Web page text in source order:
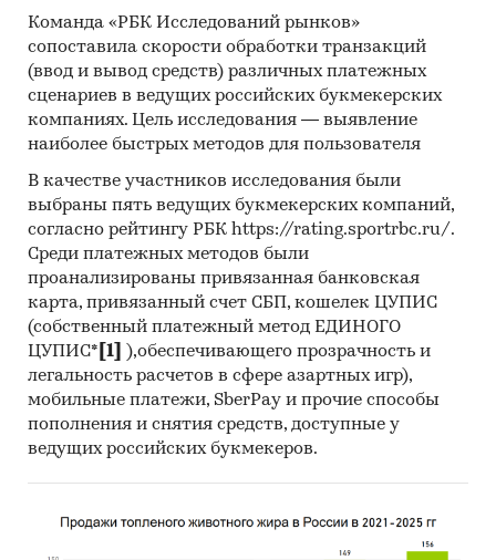
Команда «РБК Исследований рынков»
сопоставила скорости обработки транзакций
(ввод и вывод средств) различных платежных
сценариев в ведущих российских букмекерских
компаниях. Цель исследования — выявление
наиболее быстрых методов для пользователя
В качестве участников исследования были
выбраны пять ведущих букмекерских компаний,
согласно рейтингу РБК https://rating.sportrbc.ru/.
Среди платежных методов были
проанализированы привязанная банковская
карта, привязанный счет СБП, кошелек ЦУПИС
(собственный платежный метод ЕДИНОГО
ЦУПИС* [1]
),обеспечивающего прозрачность и
легальность расчетов в сфере азартных игр),
мобильные платежи, SberPay и прочие способы
пополнения и снятия средств, доступные у
ведущих российских букмекеров.